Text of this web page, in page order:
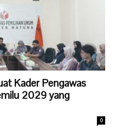
Kader Pengawas
2029 yang
0